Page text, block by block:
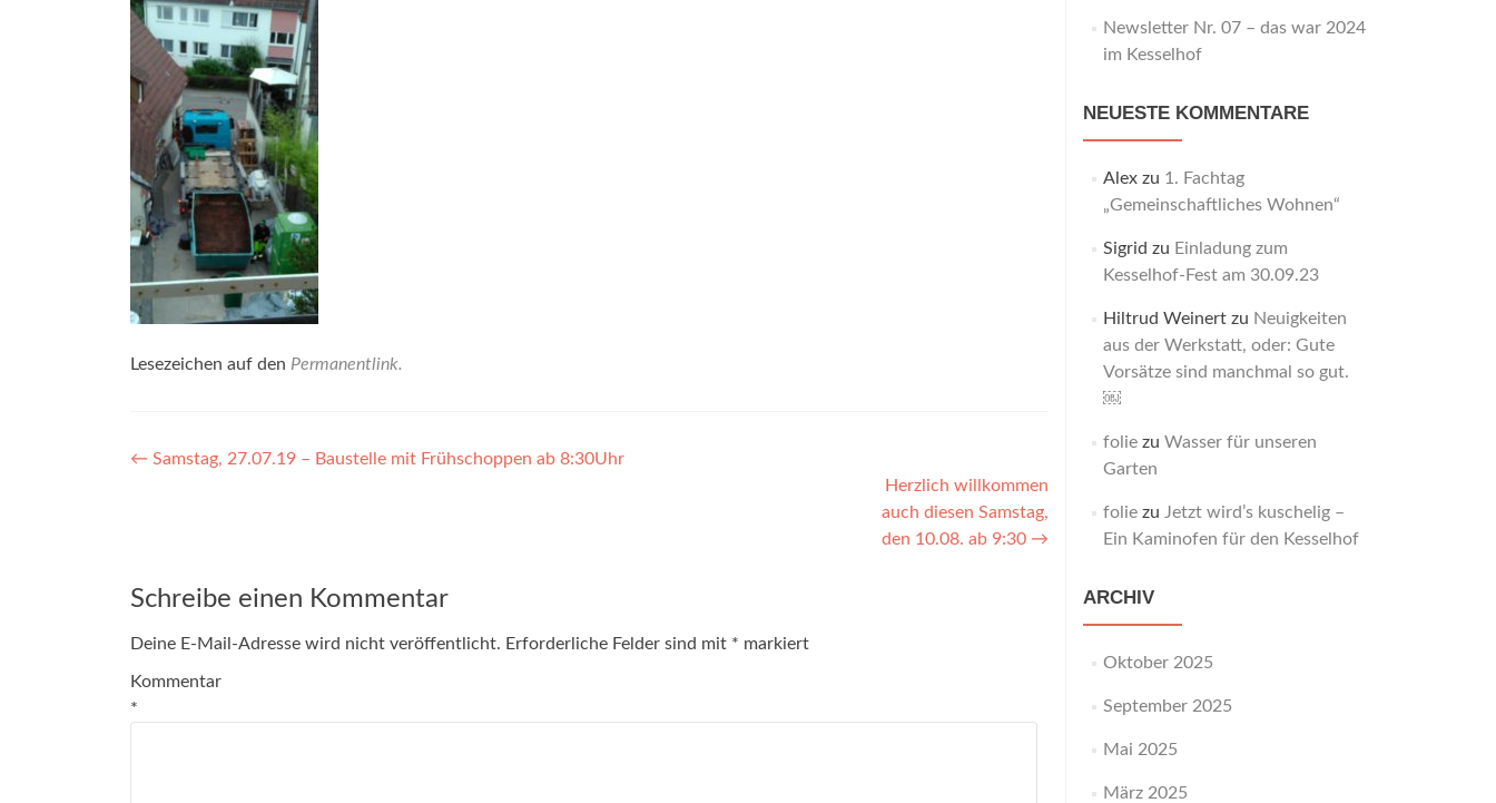
Lesezeichen auf den Permanentlink.
Beitragsnavigation
← Samstag, 27.07.19 – Baustelle mit Frühschoppen ab 8:30Uhr
Herzlich willkommen
auch diesen Samstag,
den 10.08. ab 9:30 →
Schreibe einen Kommentar
Deine E-Mail-Adresse wird nicht veröffentlicht. Erforderliche Felder sind mit * markiert
Kommentar
*
Newsletter Nr. 07 – das war 2024
im Kesselhof
NEUESTE KOMMENTARE
Alexzu 1. Fachtag
„Gemeinschaftliches Wohnen“
Sigrid zu Einladung zum
Kesselhof-Fest am 30.09.23
Hiltrud Weinertzu Neuigkeiten
aus der Werkstatt, oder: Gute
Vorsätze sind manchmal so gut.
￼
foliezu Wasser für unseren
Garten
foliezu Jetzt wird’s kuschelig –
Ein Kaminofen für den Kesselhof
ARCHIV
Oktober 2025
September 2025
Mai 2025
März 2025